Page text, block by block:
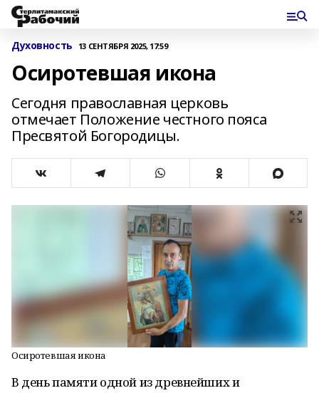
Духовность 13 СЕНТЯБРЯ 2025, 17:59
Осиротевшая икона
Сегодня православная церковь
отмечает Положение честного пояса
Пресвятой Богородицы.
Осиротевшая икона
В день памяти одной из древнейших и